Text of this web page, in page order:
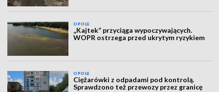
OPOLE
„Kajtek” przyciąga wypoczywających.
WOPR ostrzega przed ukrytym ryzykiem
OPOLE
Ciężarówki z odpadami pod kontrolą.
Sprawdzono też przewozy przez granicę